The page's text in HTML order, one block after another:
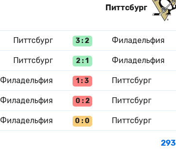
Питтсбург
Питтсбург 3 : 2 Филадельфия
Питтсбург 2 : 1 Филадельфия
Филадельфия 1 : 3 Питтсбург
Филадельфия 0 : 2 Питтсбург
Филадельфия 0 : 0 Питтсбург
293